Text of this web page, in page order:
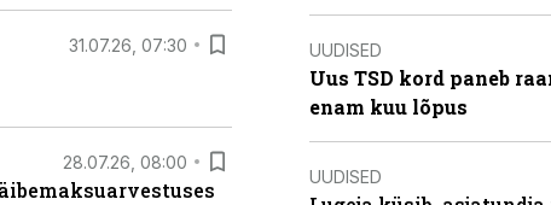
31.07.26, 07:30
28.07.26, 08:00
UUDISED
Uus TSD kord paneb
enam kuu lõpus
UUDISED